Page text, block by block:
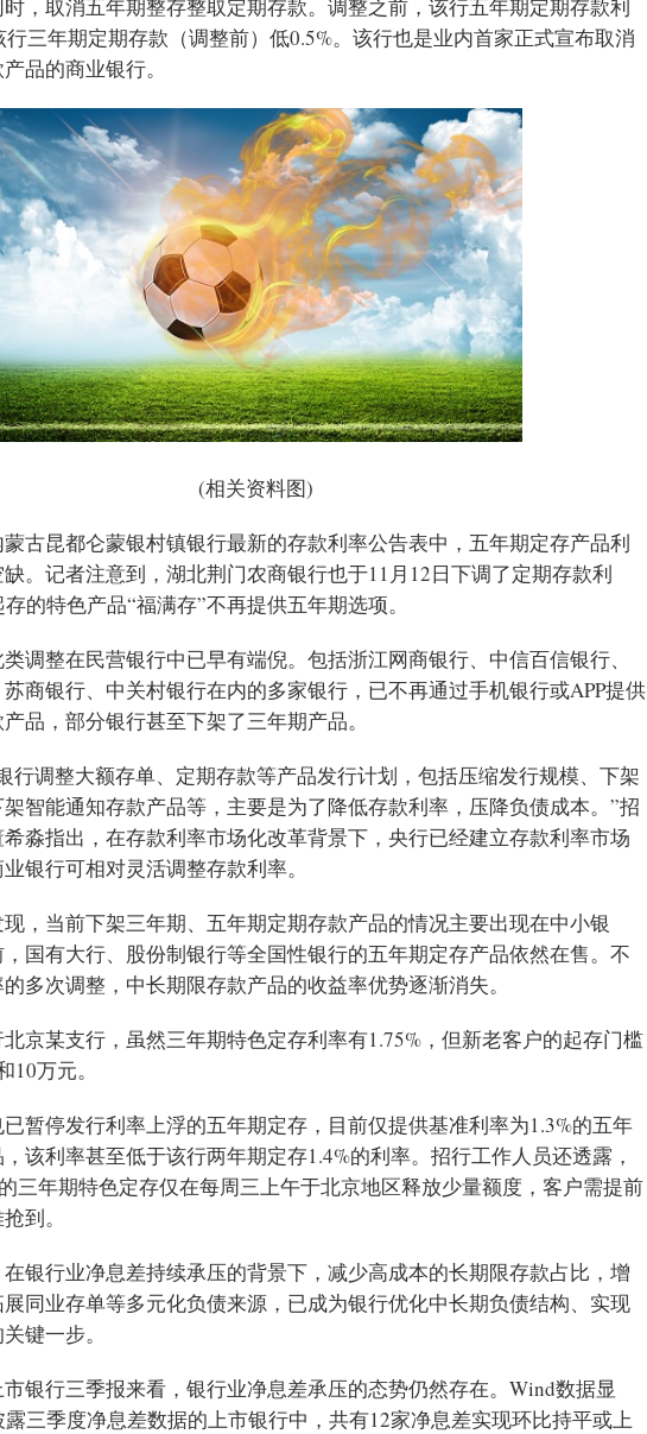
，取消五年期整存整取定期存款。调整之前，该行五年期定期存款利
行三年期定期存款（调整前）低0.5%。该行也是业内首家正式宣布取消
品的商业银行。
(相关资料图)
古昆都仑蒙银村镇银行最新的存款利率公告表中，五年期定存产品利
。记者注意到，湖北荆门农商银行也于11月12日下调了定期存款利
的特色产品“福满存”不再提供五年期选项。
调整在民营银行中已早有端倪。包括浙江网商银行、中信百信银行、
商银行、中关村银行在内的多家银行，已不再通过手机银行或APP提供
品，部分银行甚至下架了三年期产品。
行调整大额存单、定期存款等产品发行计划，包括压缩发行规模、下架
智能通知存款产品等，主要是为了降低存款利率，压降负债成本。”招
淼指出，在存款利率市场化改革背景下，央行已经建立存款利率市场
银行可相对灵活调整存款利率。
，当前下架三年期、五年期定期存款产品的情况主要出现在中小银
国有大行、股份制银行等全国性银行的五年期定存产品依然在售。不
多次调整，中长期限存款产品的收益率优势逐渐消失。
京某支行，虽然三年期特色定存利率有1.75%，但新老客户的起存门槛
10万元。
暂停发行利率上浮的五年期定存，目前仅提供基准利率为1.3%的五年
该利率甚至低于该行两年期定存1.4%的利率。招行工作人员还透露，
三年期特色定存仅在每周三上午于北京地区释放少量额度，客户需提前
到。
银行业净息差持续承压的背景下，减少高成本的长期限存款占比，增
同业存单等多元化负债来源，已成为银行优化中长期负债结构、实现
键一步。
银行三季报来看，银行业净息差承压的态势仍然存在。Wind数据显
三季度净息差数据的上市银行中，共有12家净息差实现环比持平或上